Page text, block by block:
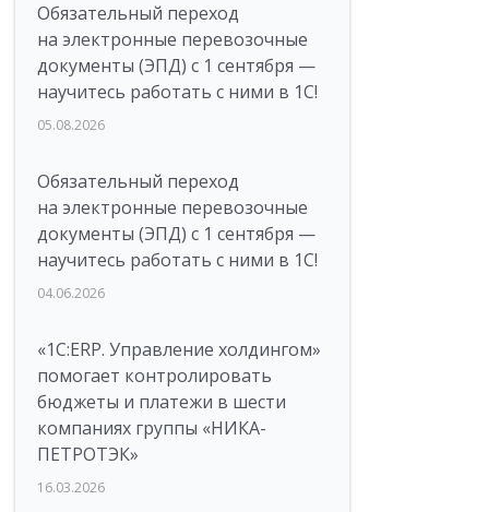
Обязательный переход
на электронные перевозочные
документы (ЭПД) с 1 сентября —
научитесь работать с ними в 1С!
05.08.2026
Обязательный переход
на электронные перевозочные
документы (ЭПД) с 1 сентября —
научитесь работать с ними в 1С!
04.06.2026
«1С:ERP. Управление холдингом»
помогает контролировать
бюджеты и платежи в шести
компаниях группы «НИКА-
ПЕТРОТЭК»
16.03.2026